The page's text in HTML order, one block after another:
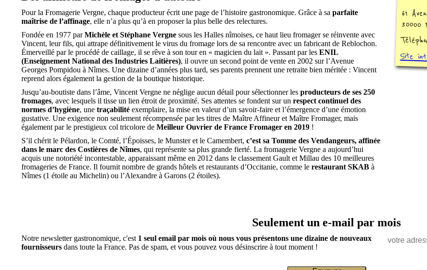
Pour la Fromagerie Vergne, chaque producteur écrit une page de l’histoire gastronomique. Grâce à sa parfaite
maîtrise de l’affinage, elle n’a plus qu’à en proposer la plus belle des relectures.
Fondée en 1977 parMichèle et Stéphane Vergne sous les Halles nîmoises, ce haut lieu fromager se réinvente avec
Vincent, leur fils, qui attrape définitivement le virus du fromage lors de sa rencontre avec un fabricant de Reblochon.
Émerveillé par le procédé de caillage, il se rêve à son tour en « magicien du lait ». Passant par les ENIL
(Enseignement National des Industries Laitières), il ouvre un second point de vente en 2002 sur l’Avenue
Georges Pompidou à Nîmes. Une dizaine d’années plus tard, ses parents prennent une retraite bien méritée : Vincent
reprend alors également la gestion de la boutique historique.
Jusqu’au-boutiste dans l’âme, Vincent Vergne ne néglige aucun détail pour sélectionner les producteurs de ses 250
fromages, avec lesquels il tisse un lien étroit de proximité. Ses attentes se fondent sur un respect continuel des
normes d’hygiène, une traçabilité exemplaire, la mise en valeur d’un savoir-faire et l’émergence d’une émotion
gustative. Une exigence non seulement récompensée par les titres de Maître Affineur et Maître Fromager, mais
également par le prestigieux col tricolore de Meilleur Ouvrier de France Fromager en 2019 !
S’il chérit le Pélardon, le Comté, l’Époisses, le Munster et le Camembert, c’est sa Tomme des Vendangeurs, affinée
dans le marc des Costières de Nîmes, qui représente sa plus grande fierté. La fromagerie Vergne a aujourd’hui
acquis une notoriété incontestable, apparaissant même en 2012 dans le classement Gault et Millau des 10 meilleures
fromageries de France. Il fournit nombre de grands hôtels et restaurants d’Occitanie, comme le restaurant SKAB à
Nîmes (1 étoile au Michelin) ou l’Alexandre à Garons (2 étoiles).
61
30000
Site
Seulement un e-mail par mois
Notre newsletter gastronomique, c'est 1 seul email par mois où nous vous présentons une dizaine de nouveaux
fournisseurs dans toute la France. Pas de spam, et vous pouvez vous désinscrire à tout moment !